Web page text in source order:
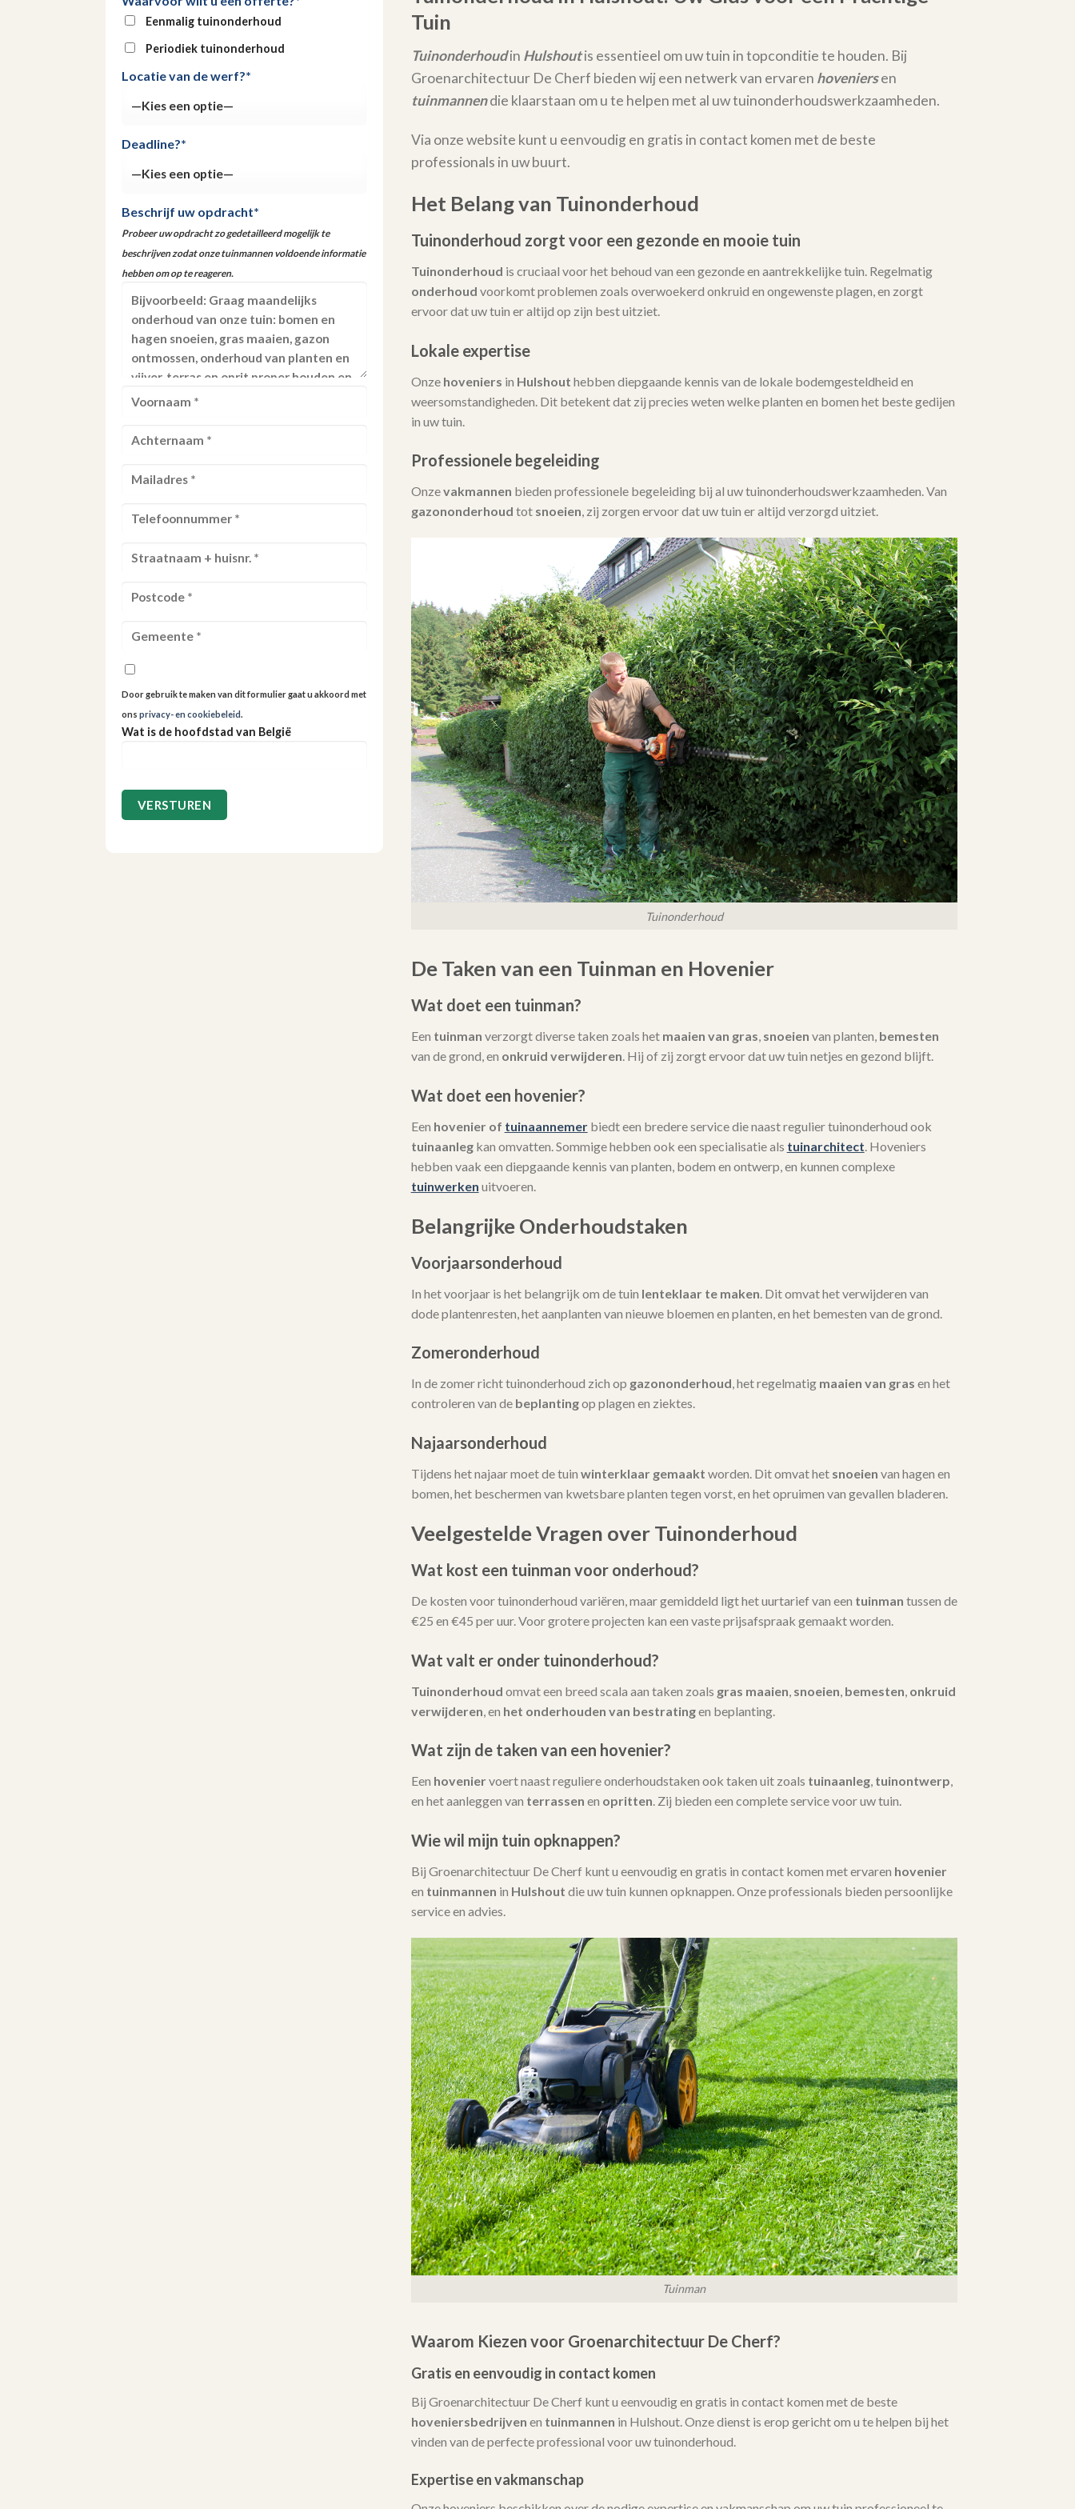
Eenmalig tuinonderhoud
Periodiek tuinonderhoud
Locatie van de werf?*
Deadline?*
Beschrijf uw opdracht*
Probeer uw opdracht zo gedetailleerd mogelijk te
beschrijven zodat onze tuinmannen voldoende informatie
hebben om op te reageren.
Door gebruik te maken van dit formulier gaat u akkoord met
ons privacy- en cookiebeleid.
Wat is de hoofdstad van België
Tuin
Tuinonderhoudin Hulshoutis essentieel om uw tuin in topconditie te houden. Bij
Groenarchitectuur De Cherf bieden wij een netwerk van ervaren hoveniersen
tuinmannendie klaarstaan om u te helpen met al uw tuinonderhoudswerkzaamheden.
Via onze website kunt u eenvoudig en gratis in contact komen met de beste
professionals in uw buurt.
Het Belang van Tuinonderhoud
Tuinonderhoud zorgt voor een gezonde en mooie tuin
Tuinonderhoud is cruciaal voor het behoud van een gezonde en aantrekkelijke tuin. Regelmatig
onderhoud voorkomt problemen zoals overwoekerd onkruid en ongewenste plagen, en zorgt
ervoor dat uw tuin er altijd op zijn best uitziet.
Lokale expertise
Onze hoveniers in Hulshout hebben diepgaande kennis van de lokale bodemgesteldheid en
weersomstandigheden. Dit betekent dat zij precies weten welke planten en bomen het beste gedijen
in uw tuin.
Professionele begeleiding
Onzevakmannen bieden professionele begeleiding bij al uw tuinonderhoudswerkzaamheden. Van
gazononderhoud tot snoeien, zij zorgen ervoor dat uw tuin er altijd verzorgd uitziet.
Tuinonderhoud
De Taken van een Tuinman en Hovenier
Wat doet een tuinman?
Een tuinman verzorgt diverse taken zoals het maaien van gras, snoeien van planten, bemesten
van de grond, en onkruid verwijderen. Hij of zij zorgt ervoor dat uw tuin netjes en gezond blijft.
Wat doet een hovenier?
Een hovenier of tuinaannemerbiedt een bredere service die naast regulier tuinonderhoud ook
tuinaanlegkan omvatten. Sommige hebben ook een specialisatie als tuinarchitect. Hoveniers
hebben vaak een diepgaande kennis van planten, bodem en ontwerp, en kunnen complexe
tuinwerken uitvoeren.
Belangrijke Onderhoudstaken
Voorjaarsonderhoud
In het voorjaar is het belangrijk om de tuin lenteklaar te maken . Dit omvat het verwijderen van
dode plantenresten, het aanplanten van nieuwe bloemen en planten, en het bemesten van de grond.
Zomeronderhoud
In de zomer richt tuinonderhoud zich op gazononderhoud, het regelmatig maaien van gras en het
controleren van de beplantingop plagen en ziektes.
Najaarsonderhoud
Tijdens het najaar moet de tuin winterklaar gemaakt worden. Dit omvat het snoeien van hagen en
bomen, het beschermen van kwetsbare planten tegen vorst, en het opruimen van gevallen bladeren.
Veelgestelde Vragen over Tuinonderhoud
Wat kost een tuinman voor onderhoud?
De kosten voor tuinonderhoud variëren, maar gemiddeld ligt het uurtarief van een tuinman tussen de
€25 en €45 per uur. Voor grotere projecten kan een vaste prijsafspraak gemaakt worden.
Wat valt er onder tuinonderhoud?
Tuinonderhoud omvat een breed scala aan taken zoals gras maaien snoeien bemesten onkruid
verwijderen , en het onderhouden van bestratingen beplanting.
Wat zijn de taken van een hovenier?
Een hoveniervoert naast reguliere onderhoudstaken ook taken uit zoals tuinaanleg, tuinontwerp,
en het aanleggen van terrassen en opritten. Zij bieden een complete service voor uw tuin.
Wie wil mijn tuin opknappen?
Bij Groenarchitectuur De Cherf kunt u eenvoudig en gratis in contact komen met ervaren hovenier
en tuinmannen in Hulshout die uw tuin kunnen opknappen. Onze professionals bieden persoonlijke
service en advies.
Tuinman
Waarom Kiezen voor Groenarchitectuur De Cherf?
Gratis en eenvoudig in contact komen
Bij Groenarchitectuur De Cherf kunt u eenvoudig en gratis in contact komen met de beste
hoveniersbedrijven en tuinmannen in Hulshout. Onze dienst is erop gericht om u te helpen bij het
vinden van de perfecte professional voor uw tuinonderhoud.
Expertise en vakmanschap